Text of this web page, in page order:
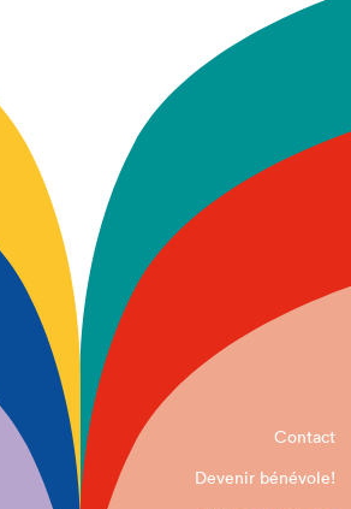
Contact
Devenir bénévole!